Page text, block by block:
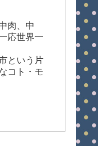
肉、中
応世界一
という片
コト・モ